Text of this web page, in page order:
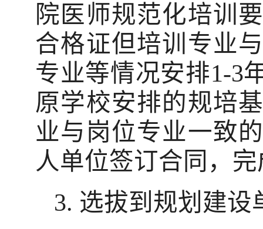
院医师规范化培训
合格证但培训专业
专业等情况安排1-3
原学校安排的规培
业与岗位专业一致
人单位签订合同，
3. 选拔到规划建